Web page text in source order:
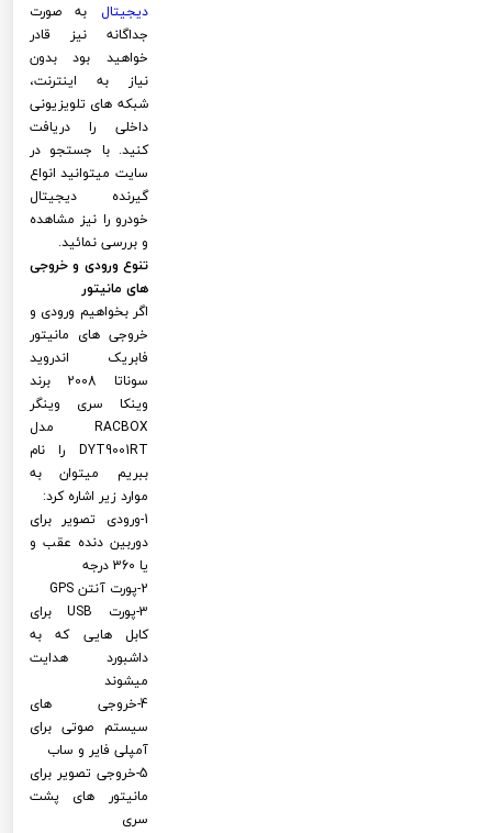
دیجیتال به صورت
جداگانه نیز قادر
خواهید بود بدون
نیاز به اینترنت،
شبکه های تلویزیونی
داخلی را دریافت
کنید. با جستجو در
سایت میتوانید انواع
گیرنده دیجیتال
خودرو را نیز مشاهده
و بررسی نمائید.
تنوع ورودی و خروجی
های مانیتور
اگر بخواهیم ورودی و
خروجی های مانیتور
فابریک اندروید
سوناتا 2008 برند
وینکا سری وینگر
RACBOX مدل
DYT9001RT را نام
ببریم میتوان به
موارد زیر اشاره کرد:
1-ورودی تصویر برای
دوربین دنده عقب و
یا 360 درجه
2-پورت آنتن GPS
3-پورت USB برای
کابل هایی که به
داشبورد هدایت
میشوند
4-خروجی های
سیستم صوتی برای
آمپلی فایر و ساب
5-خروجی تصویر برای
مانیتور های پشت
سری